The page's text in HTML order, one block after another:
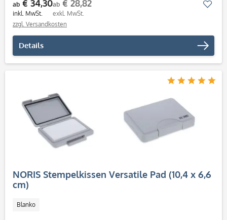
ab € 34,30
inkl. MwSt.
ab € 28,82
exkl. MwSt.
zzgl. Versandkosten
Details
NORIS Stempelkissen Versatile Pad (10,4 x 6,6
cm)
Blanko